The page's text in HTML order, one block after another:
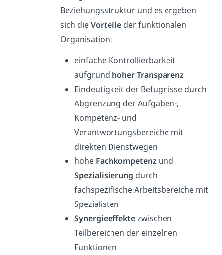
Beziehungsstruktur und es ergeben
sich dieVorteileder funktionalen
Organisation:
einfache Kontrollierbarkeit
aufgrund hoher Transparenz
Eindeutigkeit der Befugnisse durch
Abgrenzung der Aufgaben-,
Kompetenz- und
Verantwortungsbereiche mit
direkten Dienstwegen
hohe Fachkompetenzund
Spezialisierung durch
fachspezifische Arbeitsbereiche mit
Spezialisten
Synergieeffektezwischen
Teilbereichen der einzelnen
Funktionen